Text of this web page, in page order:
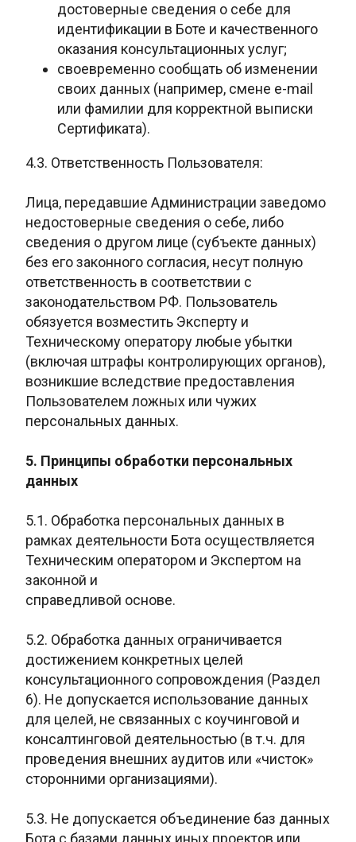
достоверные сведения о себе для
идентификации в Боте и качественного
оказания консультационных услуг;
своевременно сообщать об изменении
своих данных (например, смене e-mail
или фамилии для корректной выписки
Сертификата).
4.3. Ответственность Пользователя:
Лица, передавшие Администрации заведомо
недостоверные сведения о себе, либо
сведения о другом лице (субъекте данных)
без его законного согласия, несут полную
ответственность в соответствии с
законодательством РФ. Пользователь
обязуется возместить Эксперту и
Техническому оператору любые убытки
(включая штрафы контролирующих органов),
возникшие вследствие предоставления
Пользователем ложных или чужих
персональных данных.
5. Принципы обработки персональных
данных
5.1. Обработка персональных данных в
рамках деятельности Бота осуществляется
Техническим оператором и Экспертом на
законной и
справедливой основе.
5.2. Обработка данных ограничивается
достижением конкретных целей
консультационного сопровождения (Раздел
6). Не допускается использование данных
для целей, не связанных с коучинговой и
консалтинговой деятельностью (в т.ч. для
проведения внешних аудитов или «чисток»
сторонними организациями).
5.3. Не допускается объединение баз данных
Бота с базами данных иных проектов или